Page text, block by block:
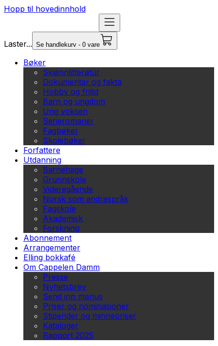
Hopp til hovedinnhold
Laster... Se handlekurv - 0 vare
Bøker
Skjønnlitteratur
Dokumentar og fakta
Hobby og fritid
Barn og ungdom
Ung voksen
Serieromaner
Fagbøker
Skolebøker
Forfattere
Utdanning
Barnehage
Grunnskole
Videregående
Norsk som andrespråk
Fagskole
Akademisk
Forskning
Abonnement
Arrangementer
Elling bokkafé
Om Cappelen Damm
Presse
Nyhetsbrev
Send inn manus
Priser og nominasjoner
Stipender og minnepriser
Kataloger
Rapport 2025